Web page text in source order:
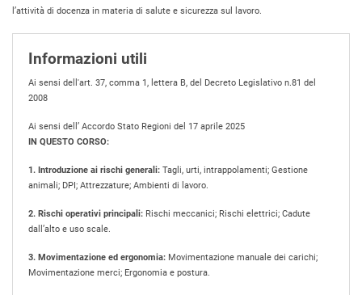
l’attività di docenza in materia di salute e sicurezza sul lavoro.
Informazioni utili
Ai sensi dell'art. 37, comma 1, lettera B, del Decreto Legislativo n.81 del
2008
Ai sensi dell’ Accordo Stato Regioni del 17 aprile 2025
IN QUESTO CORSO:
1. Introduzione ai rischi generali: Tagli, urti, intrappolamenti; Gestione
animali; DPI; Attrezzature; Ambienti di lavoro.
2. Rischi operativi principali: Rischi meccanici; Rischi elettrici; Cadute
dall’alto e uso scale.
3. Movimentazione ed ergonomia: Movimentazione manuale dei carichi;
Movimentazione merci; Ergonomia e postura.